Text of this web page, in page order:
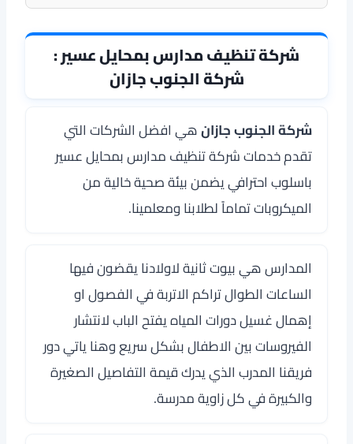
شركة تنظيف مدارس بمحايل عسير :
شركة الجنوب جازان
شركة الجنوب جازانهي افضل الشركات التي
تقدم خدمات شركة تنظيف مدارس بمحايل عسير
باسلوب احترافي يضمن بيئة صحية خالية من
الميكروبات تماماً لطلابنا ومعلمينا.
المدارس هي بيوت ثانية لاولادنا يقضون فيها
الساعات الطوال تراكم الاتربة في الفصول او
إهمال غسيل دورات المياه يفتح الباب لانتشار
الفيروسات بين الاطفال بشكل سريع وهنا ياتي دور
فريقنا المدرب الذي يدرك قيمة التفاصيل الصغيرة
والكبيرة في كل زاوية مدرسة.